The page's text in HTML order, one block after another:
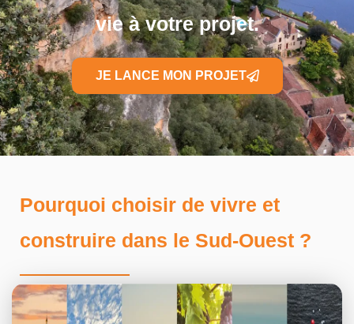
vie à votre projet.
JE LANCE MON PROJET
Pourquoi choisir de vivre et
construire dans le Sud-Ouest ?